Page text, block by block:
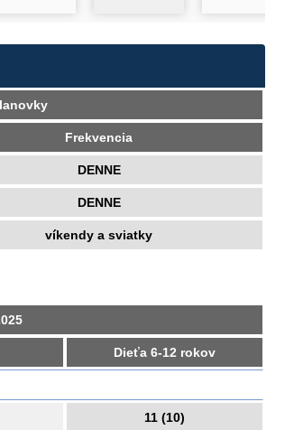
Frekvencia
DENNE
DENNE
víkendy a sviatky
Dieťa 6-12 rokov
11 (10)